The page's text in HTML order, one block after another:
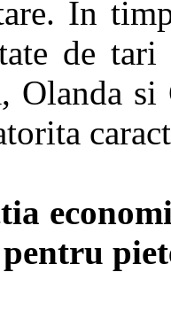
In
de
Olanda si
pentru